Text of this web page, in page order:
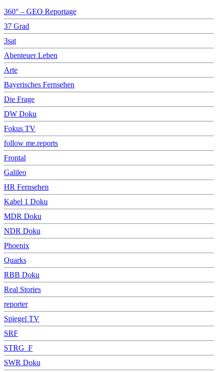
360° – GEO Reportage
37 Grad
3sat
Abenteuer Leben
Arte
Bayerisches Fernsehen
Die Frage
DW Doku
Fokus TV
follow me.reports
Frontal
Galileo
HR Fernsehen
Kabel 1 Doku
MDR Doku
NDR Doku
Phoenix
Quarks
RBB Doku
Real Stories
reporter
Spiegel TV
SRF
STRG_F
SWR Doku